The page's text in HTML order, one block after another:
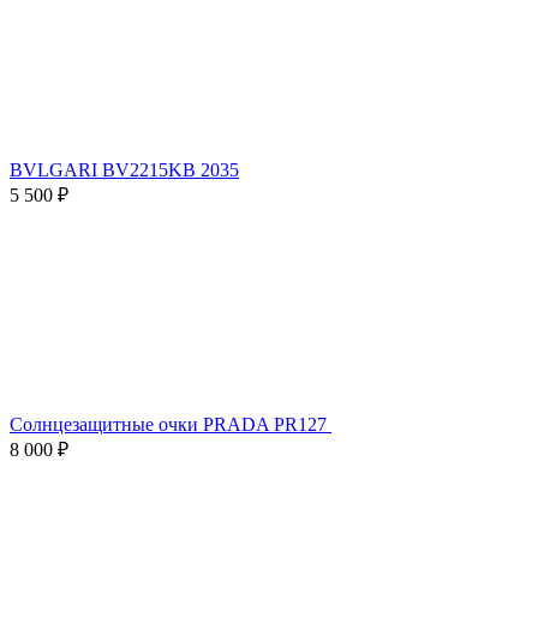
BVLGARI BV2215KB 2035
5 500 ₽
Солнцезащитные очки PRADA PR127
8 000 ₽